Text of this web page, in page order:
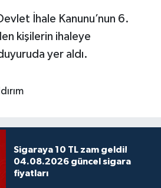
İhale Kanunu’nun 6.
kişilerin ihaleye
yer aldı.
Sigaraya 10 TL zam geldi!
04.08.2026 güncel sigara
fiyatları